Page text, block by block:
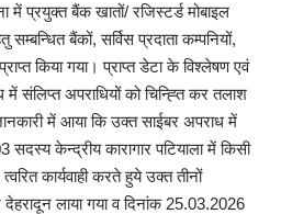
में प्रयुक्त बैंक खातों/ रजिस्टर्ड मोबाइल
बैंकों, सर्विस प्रदाता कम्पनियों,
किया गया। प्राप्त डेटा के विश्लेषण एवं
संलिप्त अपराधियों को चिन्ह्ति कर तलाश
में आया कि उक्त साईबर अपराध में
सदस्य केन्द्रीय कारागार पटियाला में किसी
कार्यवाही करते हुये उक्त तीनों
देहरादून लाया गया व दिनांक 25.03.2026